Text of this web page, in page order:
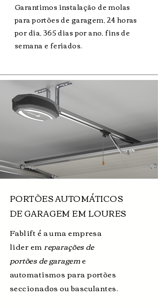
Garantimos instalação de molas
para portões de garagem, 24 horas
por dia, 365 dias por ano, fins de
semana e feriados.
PORTÕES AUTOMÁTICOS
DE GARAGEM EM LOURES
Fablift é a uma empresa
lider emreparações de
portões de garageme
automatismos para portões
seccionados ou basculantes.